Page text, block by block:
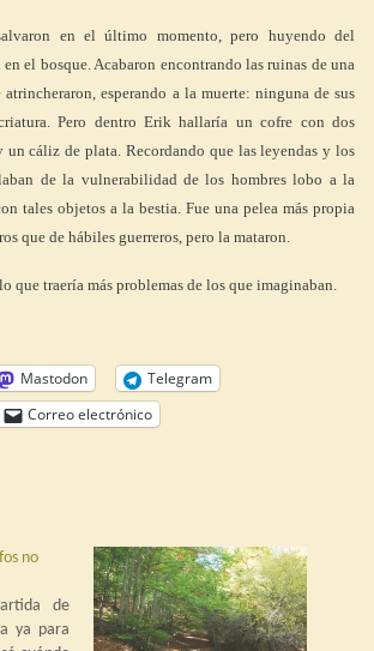
en el último momento, pero huyendo del
el bosque. Acabaron encontrando las ruinas de una
esperando a la muerte: ninguna de sus
Pero dentro Erik hallaría un cofre con dos
un cáliz de plata. Recordando que las leyendas y los
de la vulnerabilidad de los hombres lobo a la
tales objetos a la bestia. Fue una pelea más propia
que de hábiles guerreros, pero la mataron.
que traería más problemas de los que imaginaban.
Mastodon
Telegram
Correo electrónico
no
de
ya para